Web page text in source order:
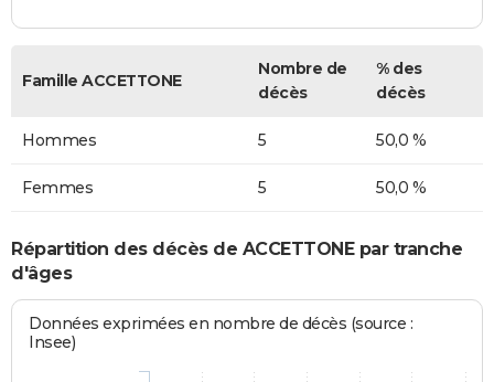
Famille ACCETTONE
Nombre de
décès
% des
décès
Hommes 5 50,0 %
Femmes 5 50,0 %
Répartition des décès de ACCETTONE par tranche
d'âges
Données exprimées en nombre de décès (source :
Insee)